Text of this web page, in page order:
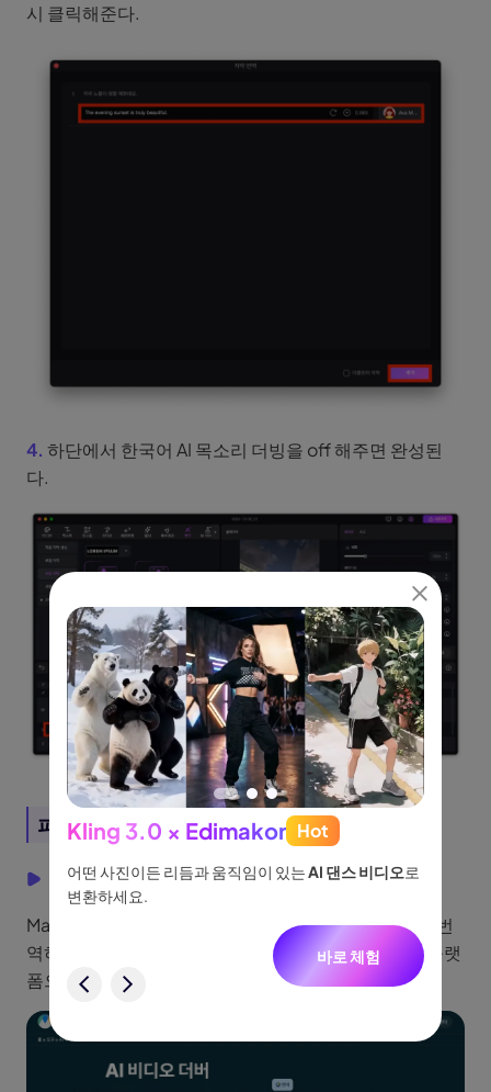
시 클릭해준다.
4. 하단에서 한국어 AI 목소리 더빙을 off 해주면 완성된
다.
파트 3. AI 목소리 동영상 더빙 사이트
1. Maestra.AI
Maestra.AI는 AI 더빙 사이트로, 자막과 더빙을 동시에 번
역하여 다양한 언어로 가능합니다. 2018년에 설립된 플랫
폼으로, 125개 이상의 언어를 지원하고 있습니다.
나 물
Kling 3.0 × Edimakor Hot
어떤 사진이든 리듬과 움직임이 있는AI 댄스 비디오로
변환하세요.
바로 체험
니다.